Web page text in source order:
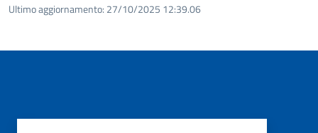
Ultimo aggiornamento: 27/10/2025 12:39.06